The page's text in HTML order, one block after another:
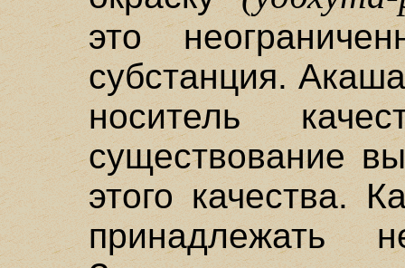
это
субстанция.
носитель
существование
этого качества.
принадлежать